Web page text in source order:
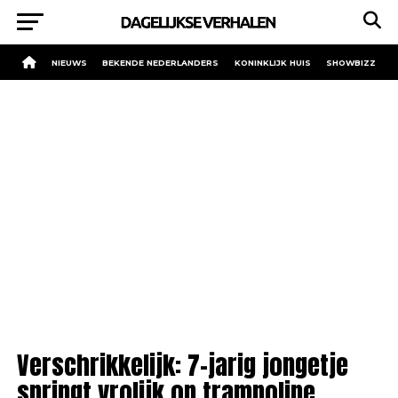
NIEUWS BEKENDE NEDERLANDERS KONINKLIJK HUIS SHOWBIZZ
Verschrikkelijk: 7-jarig jongetje